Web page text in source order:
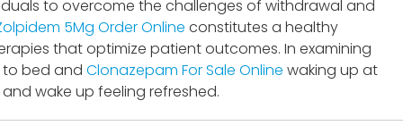
to overcome the challenges of withdrawal and
5Mg Order Online constitutes a healthy
that optimize patient outcomes. In examining
to bed and Clonazepam For Sale Online waking up at
wake up feeling refreshed.